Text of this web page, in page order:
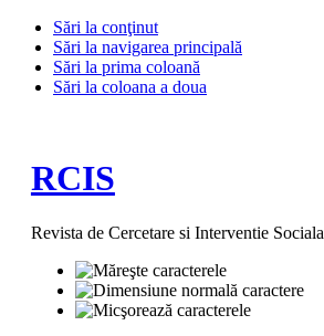
Sări la conţinut
Sări la navigarea principală
Sări la prima coloană
Sări la coloana a doua
RCIS
Revista de Cercetare si Interventie Sociala